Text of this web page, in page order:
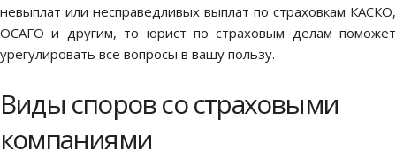
невыплат или несправедливых выплат по страховкам КАСКО,
ОСАГО и другим, то юрист по страховым делам поможет
урегулировать все вопросы в вашу пользу.
Виды споров со страховыми
компаниями